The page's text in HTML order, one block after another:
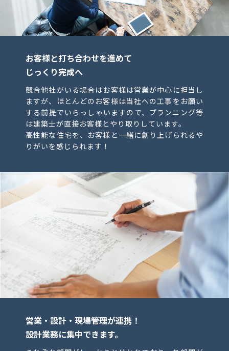
お客様と打ち合わせを進めて
じっくり完成へ
競合他社がいる場合はお客様は営業が中心に担当し
ますが、ほとんどのお客様は当社への工事をお願い
する前提でいらっしゃいますので、プランニング等
は建築士が直接お客様とやり取りしています。
高性能な住宅を、お客様と一緒に創り上げられるや
りがいを感じられます！
営業・設計・現場管理が連携！
設計業務に集中できます。